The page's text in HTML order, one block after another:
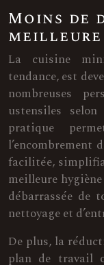
Moins de
La cuisine
tendance, est
nombreuses
ustensiles
pratique
l’encombrement
facilitée,
meilleure
débarrassée de
nettoyage et
De plus, la
plan de travail